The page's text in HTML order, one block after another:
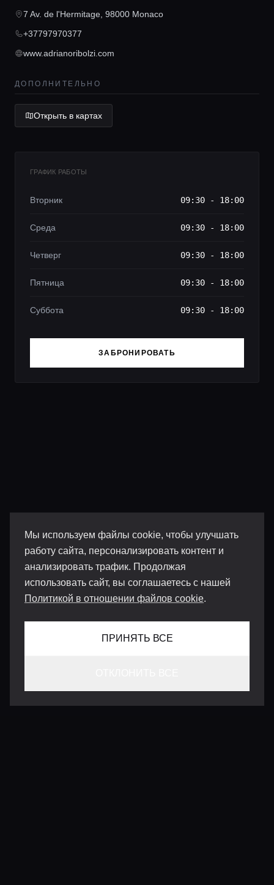
Мы используем файлы cookie, чтобы улучшать
работу сайта, персонализировать контент и
анализировать трафик. Продолжая
использовать сайт, вы соглашаетесь с нашей
Политикой в отношении файлов cookie.
ПРИНЯТЬ ВСЕ
Главная
Локации
Гиды
Lifestyle журнал
7 Av. de l'Hermitage, 98000 Monaco
+37797970377
www.adrianoribolzi.com
ДОПОЛНИТЕЛЬНО
Открыть в картах
ГРАФИК РАБОТЫ
Вторник 09:30 - 18:00
Среда 09:30 - 18:00
Четверг 09:30 - 18:00
Пятница 09:30 - 18:00
Суббота 09:30 - 18:00
ЗАБРОНИРОВАТЬ